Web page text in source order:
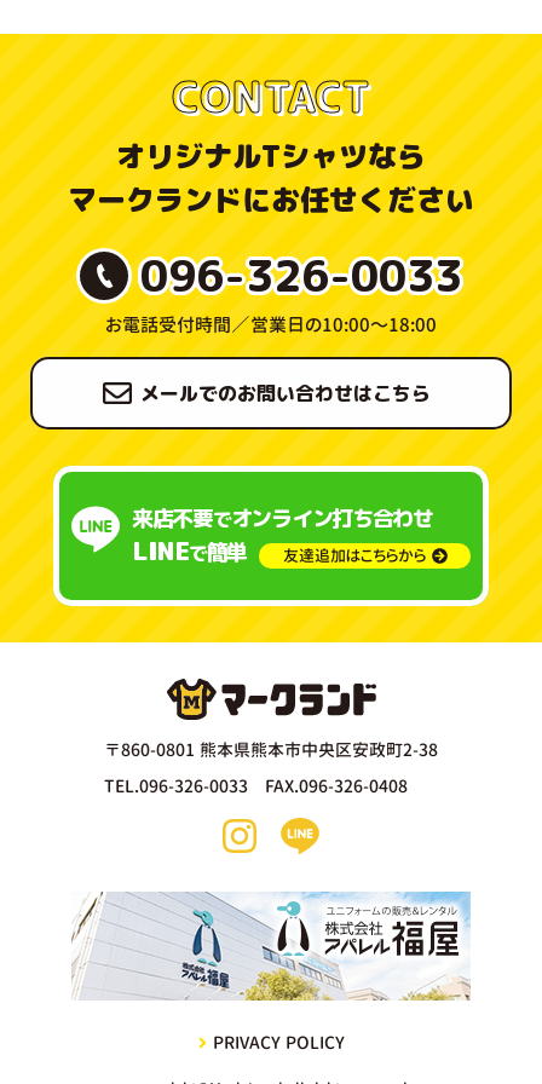
CONTACT
オリジナルTシャツなら
マークランドにお任せください
096-326-0033
お電話受付時間／営業日の10:00〜18:00
メールでのお問い合わせはこちら
来店不要でオンライン打ち合わせ
LINEで簡単 友達追加はこちらから
〒860-0801 熊本県熊本市中央区安政町2-38
TEL.096-326-0033 FAX.096-326-0408
PRIVACY POLICY